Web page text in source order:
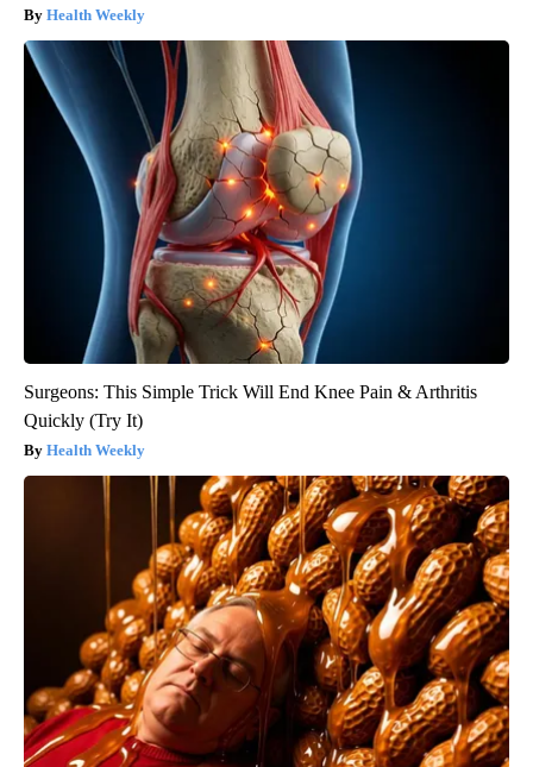
Health Weekly
Surgeons: This Simple Trick Will End Knee Pain & Arthritis
Quickly (Try It)
Health Weekly